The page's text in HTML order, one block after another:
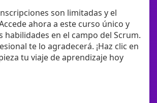
son limitadas y el
ahora a este curso único y
en el campo del Scrum.
te lo agradecerá. ¡Haz clic en
tu viaje de aprendizaje hoy